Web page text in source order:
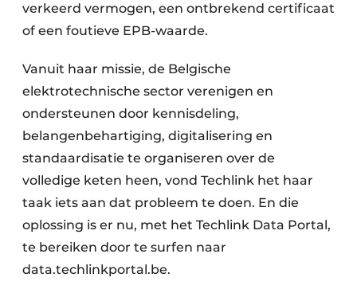
verkeerd vermogen, een ontbrekend certificaat
of een foutieve EPB-waarde.
Vanuit haar missie, de Belgische
elektrotechnische sector verenigen en
ondersteunen door kennisdeling,
belangenbehartiging, digitalisering en
standaardisatie te organiseren over de
volledige keten heen, vond Techlink het haar
taak iets aan dat probleem te doen. En die
oplossing is er nu, met het Techlink Data Portal,
te bereiken door te surfen naar
data.techlinkportal.be.